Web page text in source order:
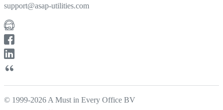
support@asap-utilities.com
© 1999-2026 A Must in Every Office BV